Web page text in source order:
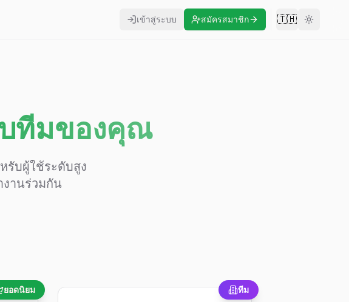
เข้าสู่ระบบ สมัครสมาชิก 🇹🇭Change
บทีมของคุณ
รับผู้ใช้ระดับสูง
านร่วมกัน
ยอดนิยม ทีม